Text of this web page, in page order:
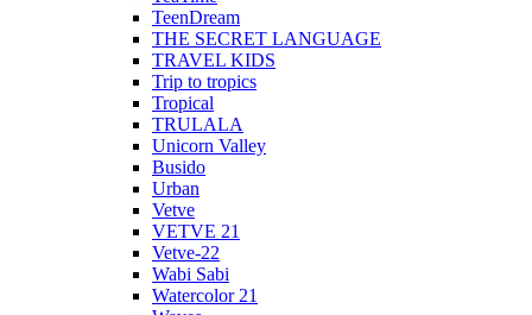
TeenDream
THE SECRET LANGUAGE
TRAVEL KIDS
Trip to tropics
Tropical
TRULALA
Unicorn Valley
Busido
Urban
Vetve
VETVE 21
Vetve-22
Wabi Sabi
Watercolor 21